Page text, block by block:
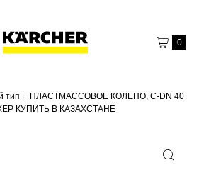
0
тип |
ПЛАСТМАССОВОЕ КОЛЕНО, C-DN 40
КУПИТЬ В КАЗАХСТАНЕ